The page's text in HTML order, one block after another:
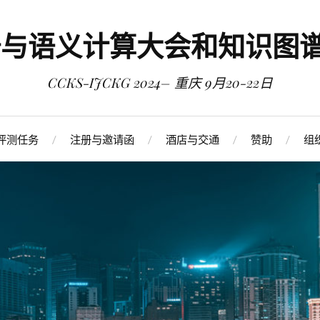
语义计算大会和知识图
CCKS-IJCKG 2024– 重庆 9月20-22日
测任务 注册与邀请函 酒店与交通 赞助 组